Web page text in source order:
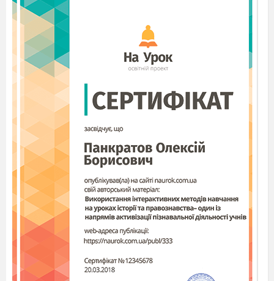
Тема 5.
Переваги та загрози глобалізації
14
Зміст глобалізації та її
основні причини.
Позитивні наслідки
глобалізації.
Проблеми, що
потребують спільного
вирішення: вичерпання
ресурсів, забруднення
довкілля, поглиблення
нерівності між
країнами. Місце
«великих» та «малих»
економік у процесах
глобалізації
16
Основні загрози
глобалізації.
Способи протидії
загрозам глобалізації.
Тематична
Залік № 2
17
Повторення та
узагальнення вивченого